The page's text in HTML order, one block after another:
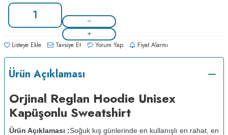
Listeye Ekle Tavsiye Et Yorum Yap Fiyat Alarmı
Ürün Açıklaması
Orjinal Reglan Hoodie Unisex
Kapüşonlu Sweatshirt
Ürün Açıklaması :Soğuk kış günlerinde en kullanışlı en rahat, en